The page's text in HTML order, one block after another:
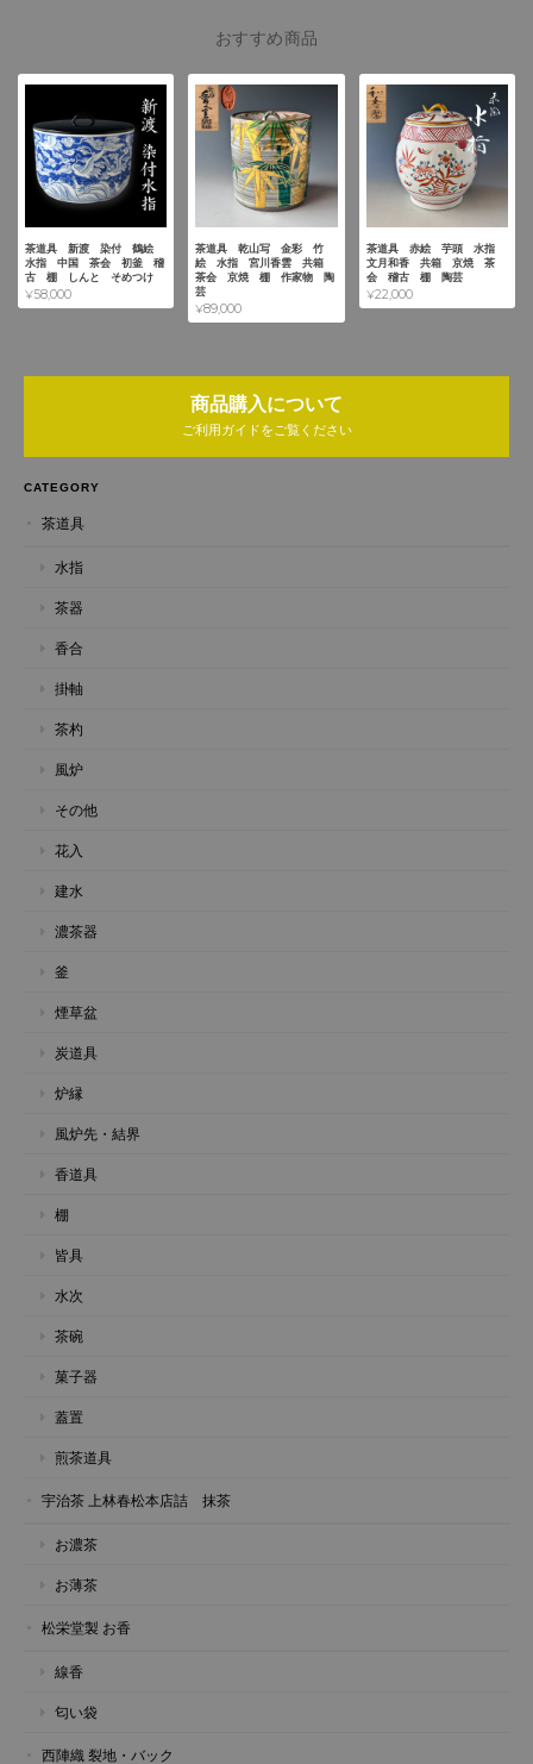
おすすめ商品
茶道具 新渡 染付 鶴絵
水指 中国 茶会 初釜 稽
古 棚 しんと そめつけ
¥58,000
茶道具 乾山写 金彩 竹
絵 水指 宮川香雲 共箱
茶会 京焼 棚 作家物 陶
芸
¥89,000
茶道具 赤絵 芋頭 水指
文月和香 共箱 京焼 茶
会 稽古 棚 陶芸
¥22,000
商品購入について
ご利用ガイドをご覧ください
CATEGORY
茶道具
水指
茶器
香合
掛軸
茶杓
風炉
その他
花入
建水
濃茶器
釜
煙草盆
炭道具
炉縁
風炉先・結界
香道具
棚
皆具
水次
茶碗
菓子器
蓋置
煎茶道具
宇治茶 上林春松本店詰 抹茶
お濃茶
お薄茶
松栄堂製 お香
線香
匂い袋
西陣織 裂地・バック